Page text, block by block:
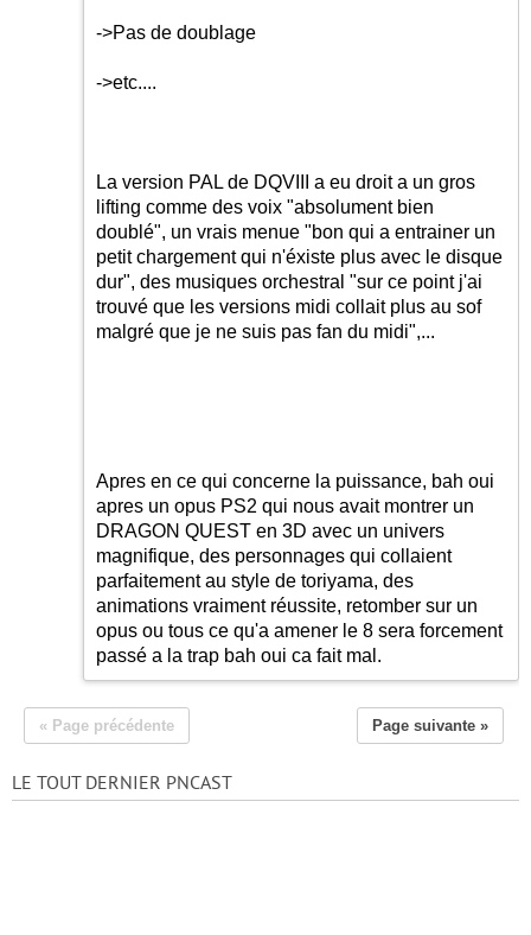
->Pas de doublage
->etc....
La version PAL de DQVIII a eu droit a un gros
lifting comme des voix "absolument bien
doublé", un vrais menue "bon qui a entrainer un
petit chargement qui n'éxiste plus avec le disque
dur", des musiques orchestral "sur ce point j'ai
trouvé que les versions midi collait plus au sof
malgré que je ne suis pas fan du midi",...
Apres en ce qui concerne la puissance, bah oui
apres un opus PS2 qui nous avait montrer un
DRAGON QUEST en 3D avec un univers
magnifique, des personnages qui collaient
parfaitement au style de toriyama, des
animations vraiment réussite, retomber sur un
opus ou tous ce qu'a amener le 8 sera forcement
passé a la trap bah oui ca fait mal.
« Page précédente Page suivante »
LE TOUT DERNIER PNCAST